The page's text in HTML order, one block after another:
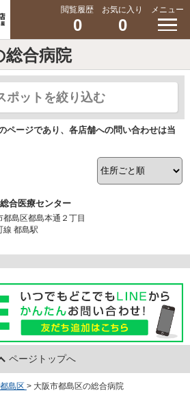
閲覧履歴
0
お気に入り
0
メニュー
総合病院
ポットを絞り込む
ページであり、各店舗への問い合わせは当
合医療センター
都島区都島本通２丁目
線 都島駅
ページトップへ
島区 > 大阪市都島区の総合病院